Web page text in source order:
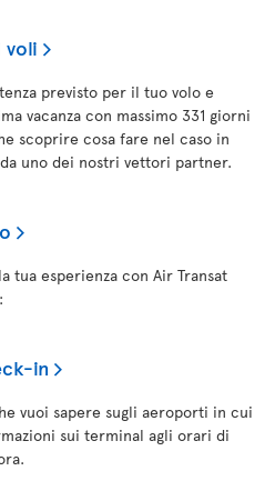
previsto per il tuo volo e
vacanza con massimo 331 giorni
scoprire cosa fare nel caso in
uno dei nostri vettori partner.
tua esperienza con Air Transat
in
vuoi sapere sugli aeroporti in cui
sui terminal agli orari di